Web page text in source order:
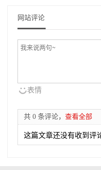
网站评论
表情
共 0 条评论， 查看全部
这篇文章还没有收到评